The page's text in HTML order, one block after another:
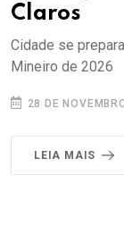
Claros
Cidade se
Mineiro de 2026
28 DE
LEIA MAIS